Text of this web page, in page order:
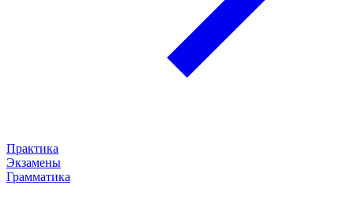
Практика
Экзамены
Грамматика